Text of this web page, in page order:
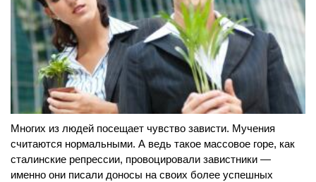
Многих из людей посещает чувство зависти. Мучения
считаются нормальными. А ведь такое массовое горе, как
сталинские репрессии, провоцировали завистники —
именно они писали доносы на своих более успешных